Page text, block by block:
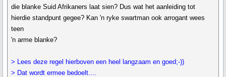
die blanke Suid Afrikaners laat sien? Dus wat het aanleiding tot
hierdie standpunt gegee? Kan 'n ryke swartman ook arrogant wees
teen
'n arme blanke?
> Lees deze regel hierboven een heel langzaam en goed;-))
> Dat wordt ermee bedoelt....